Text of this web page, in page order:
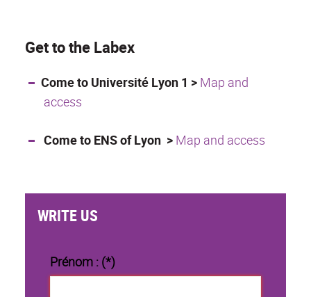
Get to the Labex
Come to Université Lyon 1 > Map and
access
Come to ENS of Lyon > Map and access
WRITE US
Prénom : (*)